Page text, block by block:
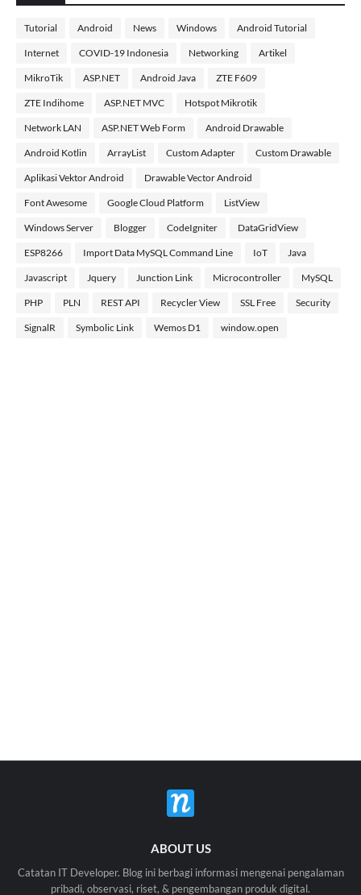
Tutorial Android News Windows Android Tutorial
Internet COVID-19 Indonesia Networking Artikel
MikroTik ASP.NET Android Java ZTE F609
ZTE Indihome ASP.NET MVC Hotspot Mikrotik
Network LAN ASP.NET Web Form Android Drawable
Android Kotlin ArrayList Custom Adapter Custom Drawable
Aplikasi Vektor Android Drawable Vector Android
Font Awesome Google Cloud Platform ListView
Windows Server Blogger CodeIgniter DataGridView
ESP8266 Import Data MySQL Command Line IoT Java
Javascript Jquery Junction Link Microcontroller MySQL
PHP PLN REST API Recycler View SSL Free Security
SignalR Symbolic Link Wemos D1 window.open
ABOUT US
Catatan IT Developer. Blog ini berbagi informasi mengenai pengalaman
pribadi, observasi, riset, & pengembangan produk digital.